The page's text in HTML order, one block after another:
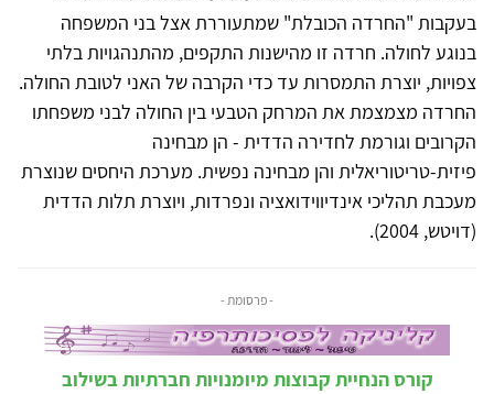
בעקבות "החרדה הכובלת" שמתעוררת אצל בני המשפחה
בנוגע לחולה. חרדה זו מהישנות התקפים, מהתנהגויות בלתי
צפויות, יוצרת התמסרות עד כדי הקרבה של האני לטובת החולה.
החרדה מצמצמת את המרחק הטבעי בין החולה לבני משפחתו
הקרובים וגורמת לחדירה הדדית - הן מבחינה
פיזית-טריטוריאלית והן מבחינה נפשית. מערכת היחסים שנוצרת
מעכבת תהליכי אינדיווידואציה ונפרדות, ויוצרת תלות הדדית
(דויטש, 2004).
- פרסומת -
קורס הנחיית קבוצות מיומנויות חברתיות בשילוב